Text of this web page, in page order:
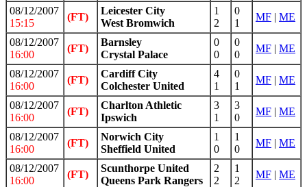
08/12/2007
15:15
(FT)
Leicester City
West Bromwich
1
2
0
1
MF | ME
08/12/2007
16:00
(FT)
Barnsley
Crystal Palace
0
0
0
0
MF | ME
08/12/2007
16:00
(FT)
Cardiff City
Colchester United
4
1
0
1
MF | ME
08/12/2007
16:00
(FT)
Charlton Athletic
Ipswich
3
1
3
0
MF | ME
08/12/2007
16:00
(FT)
Norwich City
Sheffield United
1
0
1
0
MF | ME
08/12/2007
16:00
(FT)
Scunthorpe United
Queens Park Rangers
2
2
1
2
MF | ME